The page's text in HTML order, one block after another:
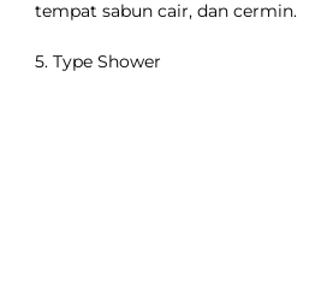
tempat sabun cair, dan cermin.
5. Type Shower